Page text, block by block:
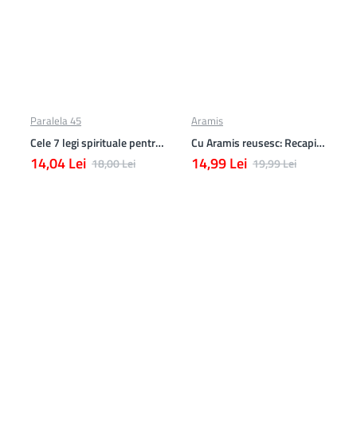
Paralela 45
Cele 7 legi spirituale pentru parinti
14,04 Lei 18,00 Lei
Aramis
Cu Aramis reusesc: Recapitulare si evaluare - Clasa a 3-a (Matematica si Stiinte ale naturii)
14,99 Lei 19,99 Lei